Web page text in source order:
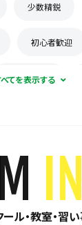
少数精鋭
初心者歓迎
楽しくが第一
ール・教室・習